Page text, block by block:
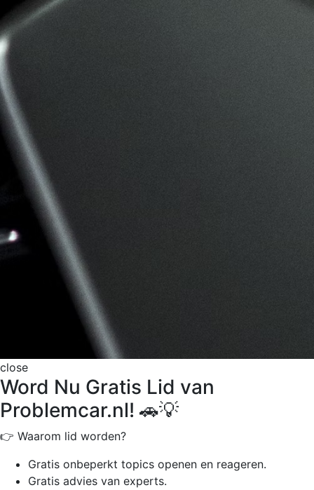
close
Word Nu Gratis Lid van
Problemcar.nl! 🚗💡
👉 Waarom lid worden?
Gratis onbeperkt topics openen en reageren.
Gratis advies van experts.